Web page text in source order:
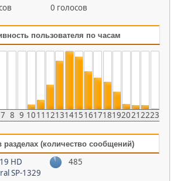
0 голосов
пользователя по часам
7 8 9 1011 121314151617181920212223
разделах (количество сообщений)
HD
SP-1329
485